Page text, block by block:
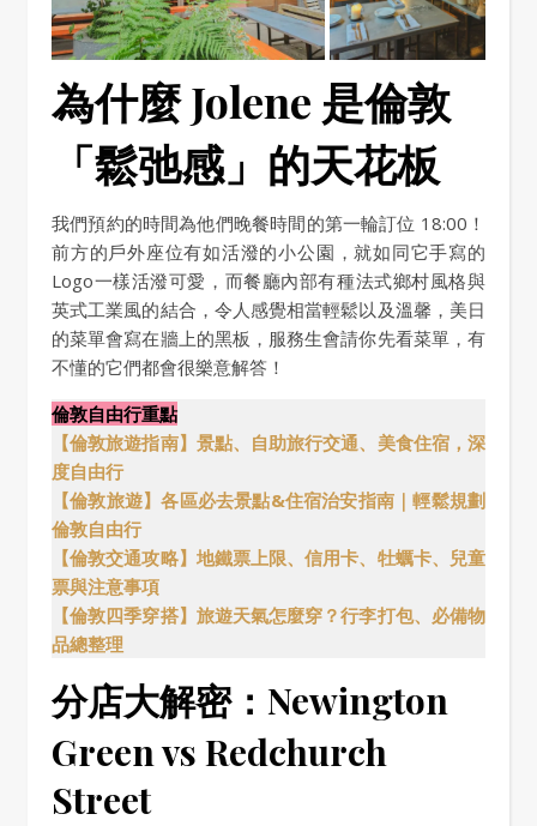
為什麼 Jolene 是倫敦
「鬆弛感」的天花板
我們預約的時間為他們晚餐時間的第一輪訂位 18:00！
前方的戶外座位有如活潑的小公園，就如同它手寫的
Logo一樣活潑可愛，而餐廳內部有種法式鄉村風格與
英式工業風的結合，令人感覺相當輕鬆以及溫馨，美日
的菜單會寫在牆上的黑板，服務生會請你先看菜單，有
不懂的它們都會很樂意解答！
倫敦自由行重點
【倫敦旅遊指南】景點、自助旅行交通、美食住宿，深
度自由行
【倫敦旅遊】各區必去景點&住宿治安指南｜輕鬆規劃
倫敦自由行
【倫敦交通攻略】地鐵票上限、信用卡、牡蠣卡、兒童
票與注意事項
【倫敦四季穿搭】旅遊天氣怎麼穿？行李打包、必備物
品總整理
分店大解密：Newington
Green vs Redchurch
Street